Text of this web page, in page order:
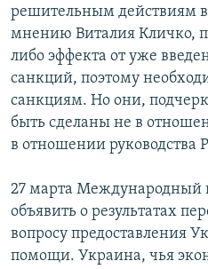
решительным действиям
мнению Виталия Кличко,
либо эффекта от уже
санкций, поэтому
санкциям. Но они,
быть сделаны не в
в отношении руководства
27 марта
объявить о результатах
вопросу предоставления
помощи. Украина, чья